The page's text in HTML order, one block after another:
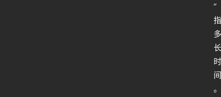
”
指
多
长
时
间
。